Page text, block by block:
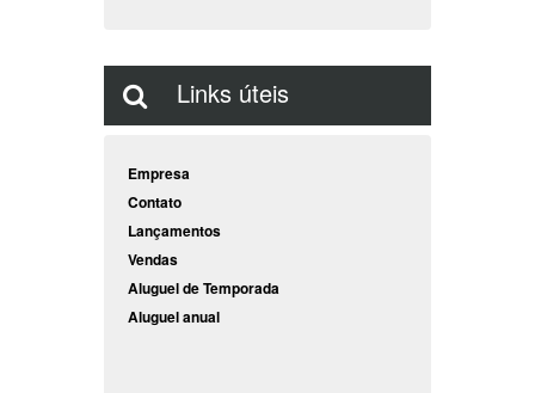
Links úteis
Empresa
Contato
Lançamentos
Vendas
Aluguel de Temporada
Aluguel anual